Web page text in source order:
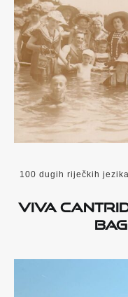
100 dugih riječkih jezika
Viva